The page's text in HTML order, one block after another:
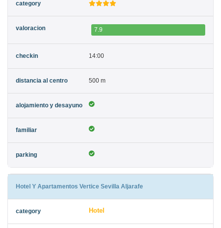
7.9
14:00
500 m
Hotel Y Apartamentos Vertice Sevilla Aljarafe
Hotel